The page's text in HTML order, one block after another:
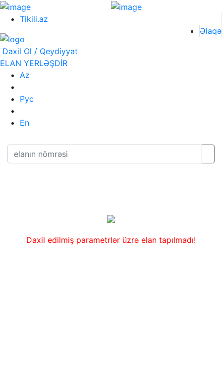
Tikili.az
Əlaqə
Daxil Ol / Qeydiyyat
ELAN YERLƏŞDİR
Az
Рус
En
Daxil edilmiş parametrlər üzrə elan tapılmadı!